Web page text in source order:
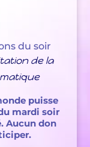
du soir
de la
puisse
mardi soir
Aucun don